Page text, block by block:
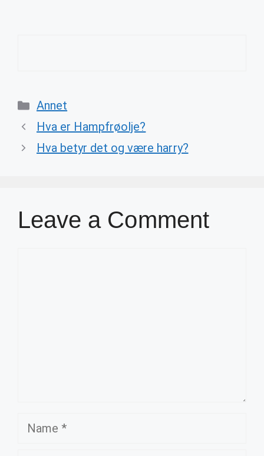
Categories
Annet
Hva er Hampfrøolje?
Hva betyr det og være harry?
Leave a Comment
Name